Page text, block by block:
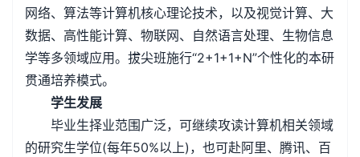
网络、算法等计算机核心理论技术，以及视觉计算、大
数据、高性能计算、物联网、自然语言处理、生物信息
学等多领域应用。拔尖班施行“2+1+1+N”个性化的本研
贯通培养模式。
学生发展
毕业生择业范围广泛，可继续攻读计算机相关领域
的研究生学位(每年50%以上)，也可赴阿里、腾讯、百